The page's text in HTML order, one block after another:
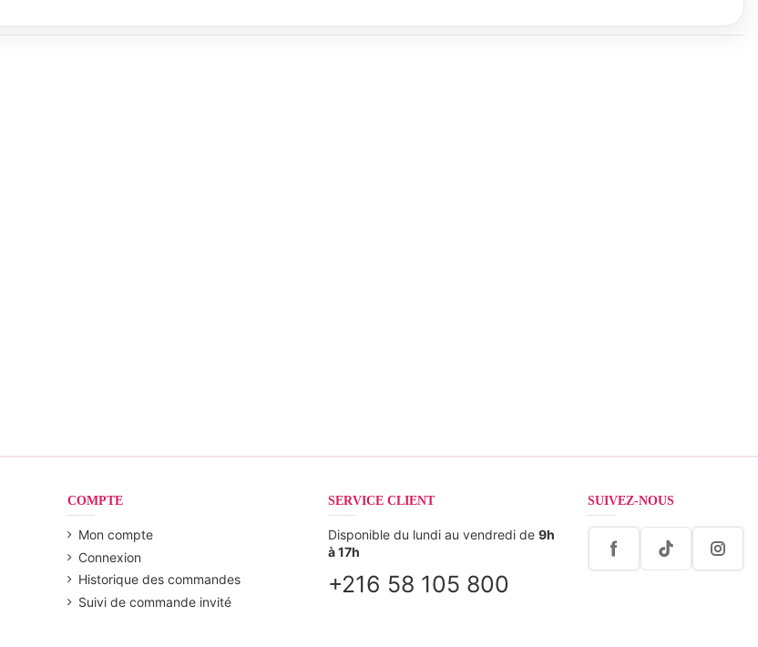
COMPTE
Mon compte
Connexion
Historique des commandes
Suivi de commande invité
SERVICE CLIENT
Disponible du lundi au vendredi de 9h
à 17h
+216 58 105 800
SUIVEZ-NOUS